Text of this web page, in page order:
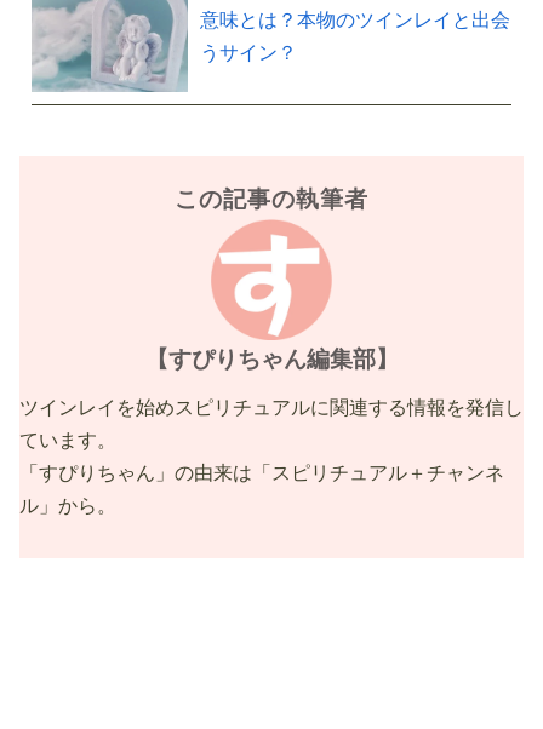
意味とは？本物のツインレイと出会
うサイン？
この記事の執筆者
【すぴりちゃん編集部】
ツインレイを始めスピリチュアルに関連する情報を発信し
ています。
「すぴりちゃん」の由来は「スピリチュアル＋チャンネ
ル」から。